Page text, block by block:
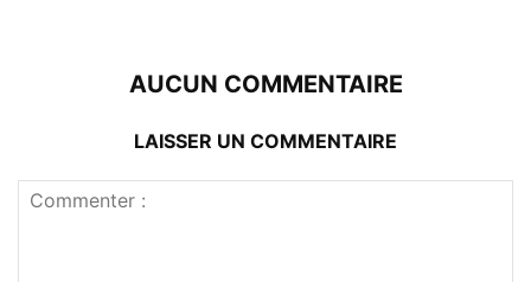
AUCUN COMMENTAIRE
LAISSER UN COMMENTAIRE